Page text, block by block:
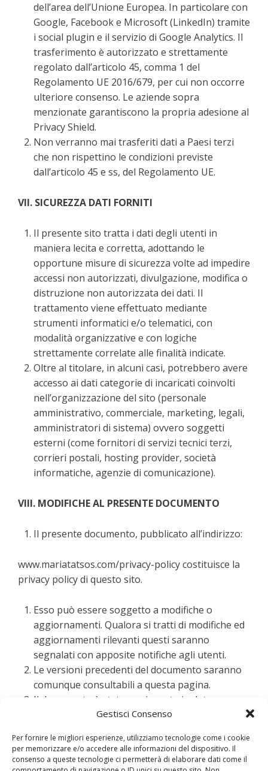
Gestisci Consenso
Per fornire le migliori esperienze, utilizziamo tecnologie come i cookie
per memorizzare e/o accedere alle informazioni del dispositivo. Il
consenso a queste tecnologie ci permetterà di elaborare dati come il
dell’area dell’Unione Europea. In particolare con
Google, Facebook e Microsoft (LinkedIn) tramite
i social plugin e il servizio di Google Analytics. Il
trasferimento è autorizzato e strettamente
regolato dall’articolo 45, comma 1 del
Regolamento UE 2016/679, per cui non occorre
ulteriore consenso. Le aziende sopra
menzionate garantiscono la propria adesione al
Privacy Shield.
Non verranno mai trasferiti dati a Paesi terzi
che non rispettino le condizioni previste
dall’articolo 45 e ss, del Regolamento UE.
VII. SICUREZZA DATI FORNITI
Il presente sito tratta i dati degli utenti in
maniera lecita e corretta, adottando le
opportune misure di sicurezza volte ad impedire
accessi non autorizzati, divulgazione, modifica o
distruzione non autorizzata dei dati. Il
trattamento viene effettuato mediante
strumenti informatici e/o telematici, con
modalità organizzative e con logiche
strettamente correlate alle finalità indicate.
Oltre al titolare, in alcuni casi, potrebbero avere
accesso ai dati categorie di incaricati coinvolti
nell’organizzazione del sito (personale
amministrativo, commerciale, marketing, legali,
amministratori di sistema) ovvero soggetti
esterni (come fornitori di servizi tecnici terzi,
corrieri postali, hosting provider, società
informatiche, agenzie di comunicazione).
VIII. MODIFICHE AL PRESENTE DOCUMENTO
Il presente documento, pubblicato all’indirizzo:
www.mariatatsos.com/privacy-policy costituisce la
privacy policy di questo sito.
Esso può essere soggetto a modifiche o
aggiornamenti. Qualora si tratti di modifiche ed
aggiornamenti rilevanti questi saranno
segnalati con apposite notifiche agli utenti.
Le versioni precedenti del documento saranno
comunque consultabili a questa pagina.
Il documento è stato aggiornato in data
22/05/2018 per essere conforme alle
particolare in conformità al Regolamento UE
2016/679.